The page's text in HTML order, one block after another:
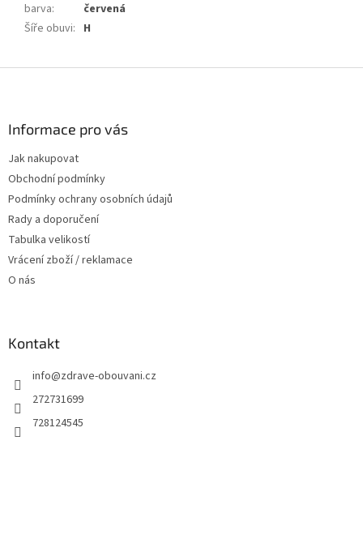
barva:
červená
Šíře obuvi: H
Informace pro vás
Jak nakupovat
Obchodní podmínky
Podmínky ochrany osobních údajů
Rady a doporučení
Tabulka velikostí
Vrácení zboží / reklamace
O nás
Kontakt
info@zdrave-obouvani.cz
272731699
728124545